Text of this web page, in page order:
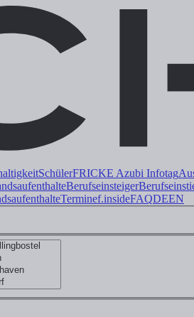
SchülerFRICKE Azubi Infotag
Berufseinsteiger
Terminef.insideFAQDEEN